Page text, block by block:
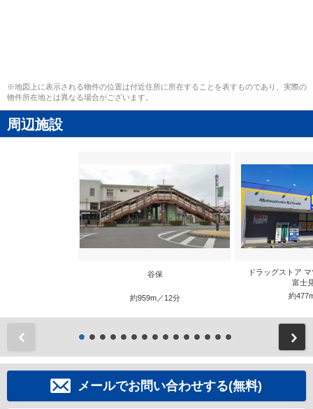
※地図上に表示される物件の位置は付近住所に所在することを表すものであり、実際の
物件所在地とは異なる場合がございます。
周辺施設
谷保
約959m／12分
ドラッグストア
富士
約
メールでお問い合わせする(無料)